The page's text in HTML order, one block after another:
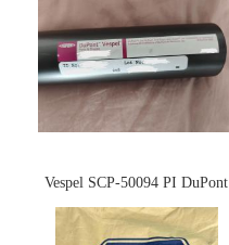
Vespel SCP-50094 PI DuPont
杜邦